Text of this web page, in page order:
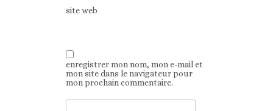
site web
enregistrer mon nom, mon e-mail et
mon site dans le navigateur pour
mon prochain commentaire.